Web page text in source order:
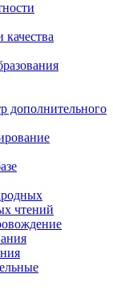
дополнительного
чтений